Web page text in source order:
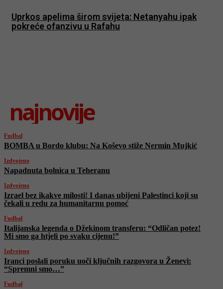
Uprkos apelima širom svijeta: Netanyahu ipak
pokreće ofanzivu u Rafahu
najnovije
Fudbal
BOMBA u Bordo klubu: Na Koševo stiže Nermin Mujkić
Izdvojeno
Napadnuta bolnica u Teheranu
Izdvojeno
Izrael bez ikakve milosti! I danas ubijeni Palestinci koji su
čekali u redu za humanitarnu pomoć
Fudbal
Italijanska legenda o Džekinom transferu: “Odličan potez!
Mi smo ga htjeli po svaku cijenu!”
Izdvojeno
Iranci poslali poruku uoči ključnih razgovora u Ženevi:
“Spremni smo…”
Fudbal